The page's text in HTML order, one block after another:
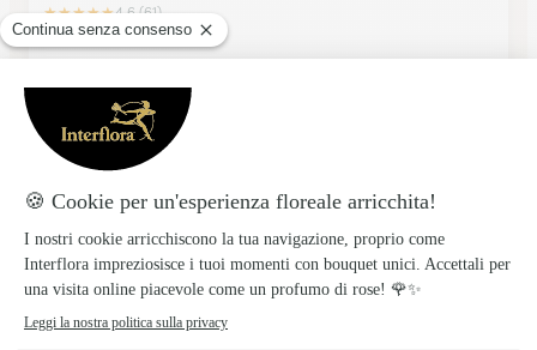
★★★★★4.6 (61)
Via Zanica 50
Antica Fioreria Rebussi Snc